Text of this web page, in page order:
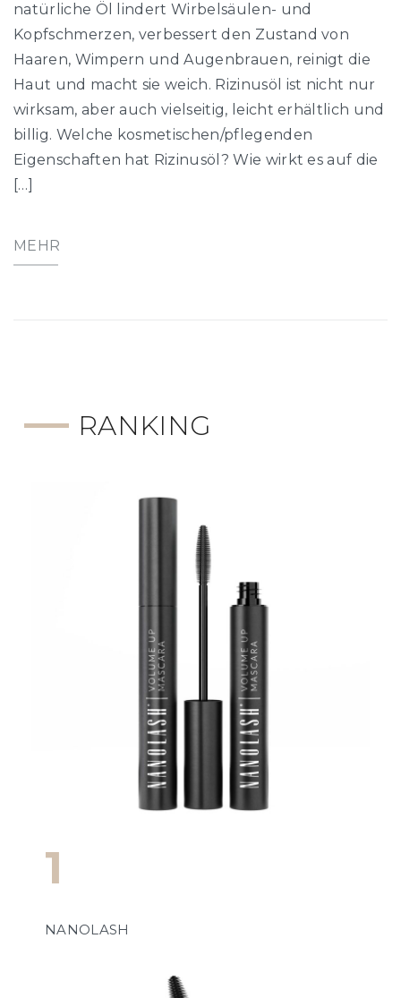
natürliche Öl lindert Wirbelsäulen- und
Kopfschmerzen, verbessert den Zustand von
Haaren, Wimpern und Augenbrauen, reinigt die
Haut und macht sie weich. Rizinusöl ist nicht nur
wirksam, aber auch vielseitig, leicht erhältlich und
billig. Welche kosmetischen/pflegenden
Eigenschaften hat Rizinusöl? Wie wirkt es auf die
[…]
MEHR
RANKING
1
NANOLASH